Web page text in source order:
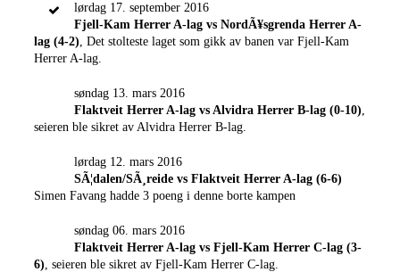
lørdag 17. september 2016
Fjell-Kam Herrer A-lag vs NordÃ¥sgrenda Herrer A-
lag (4-2), Det stolteste laget som gikk av banen var Fjell-Kam
Herrer A-lag.
søndag 13. mars 2016
Flaktveit Herrer A-lag vs Alvidra Herrer B-lag (0-10),
seieren ble sikret av Alvidra Herrer B-lag.
lørdag 12. mars 2016
SÃ¦dalen/SÃ¸reide vs Flaktveit Herrer A-lag (6-6)
Simen Favang hadde 3 poeng i denne borte kampen
søndag 06. mars 2016
Flaktveit Herrer A-lag vs Fjell-Kam Herrer C-lag (3-
6), seieren ble sikret av Fjell-Kam Herrer C-lag.